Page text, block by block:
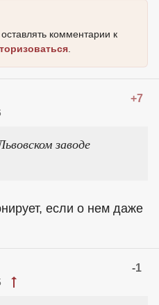
комментарии к
.
+7
заводе
если о нем даже
-1